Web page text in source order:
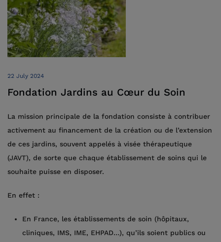
22 July 2024
Fondation Jardins au Cœur du Soin
La mission principale de la fondation consiste à contribuer
activement au financement de la création ou de l’extension
de ces jardins, souvent appelés à visée thérapeutique
(JAVT), de sorte que chaque établissement de soins qui le
souhaite puisse en disposer.
En effet :
En France, les établissements de soin (hôpitaux,
cliniques, IMS, IME, EHPAD…), qu’ils soient publics ou